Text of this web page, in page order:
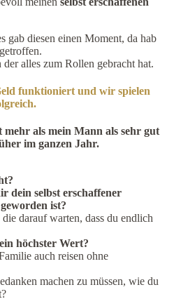
gab diesen einen Moment, da hab
getroffen.
alles zum Rollen gebracht hat.
funktioniert und wir spielen
als mein Mann als sehr gut
im ganzen Jahr.
dein selbst erschaffener
ist?
darauf warten, dass du endlich
höchster Wert?
auch reisen ohne
machen zu müssen, wie du